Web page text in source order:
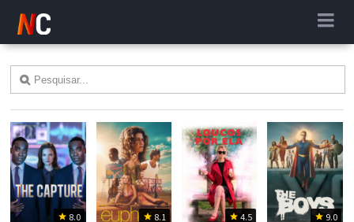
8.0 8.1 4.5 9.0